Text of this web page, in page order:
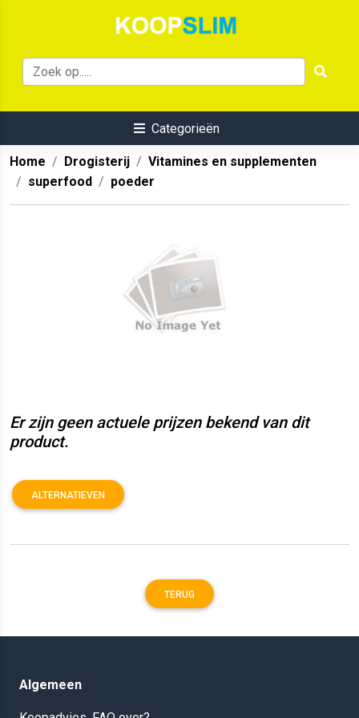
Categorieën
Home Drogisterij
Vitamines en supplementen
superfood
poeder
Er zijn geen actuele prijzen bekend van dit
product.
ALTERNATIEVEN
TERUG
Algemeen